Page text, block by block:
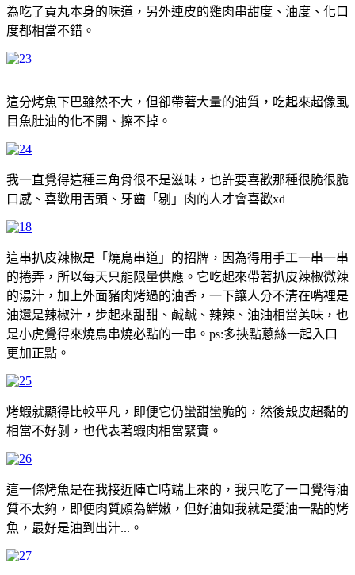
為吃了貢丸本身的味道，另外連皮的雞肉串甜度、油度、化口
度都相當不錯。
這分烤魚下巴雖然不大，但卻帶著大量的油質，吃起來超像虱
目魚肚油的化不開、擦不掉。
我一直覺得這種三角骨很不是滋味，也許要喜歡那種很脆很脆
口感、喜歡用舌頭、牙齒「剔」肉的人才會喜歡xd
這串扒皮辣椒是「燒鳥串道」的招牌，因為得用手工一串一串
的捲弄，所以每天只能限量供應。它吃起來帶著扒皮辣椒微辣
的湯汁，加上外面豬肉烤過的油香，一下讓人分不清在嘴裡是
油還是辣椒汁，步起來甜甜、鹹鹹、辣辣、油油相當美味，也
是小虎覺得來燒鳥串燒必點的一串。ps:多挾點蔥絲一起入口
更加正點。
烤蝦就顯得比較平凡，即便它仍蠻甜蠻脆的，然後殼皮超黏的
相當不好剝，也代表著蝦肉相當緊實。
這一條烤魚是在我接近陣亡時端上來的，我只吃了一口覺得油
質不太夠，即便肉質頗為鮮嫩，但好油如我就是愛油一點的烤
魚，最好是油到出汁...。